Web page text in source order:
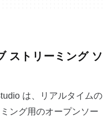
ストリーミング ソ
は、リアルタイムの
ング用のオープンソー